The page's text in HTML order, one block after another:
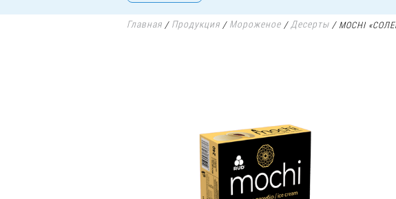
Главная / Продукция / Мороженое / Десерты /MOCHI